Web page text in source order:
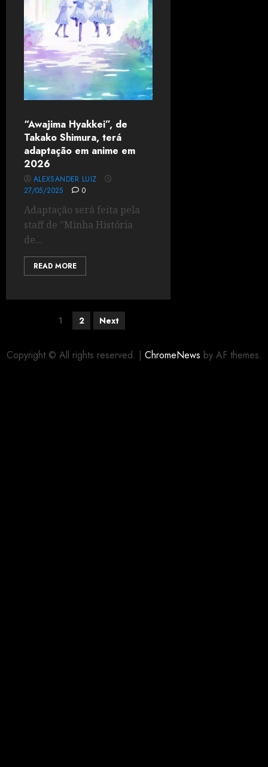
“Awajima Hyakkei”, de
Takako Shimura, terá
adaptação em anime em
2026
ALEXSANDER LUIZ
27/05/2025
0
Adaptação será feita pela
staff de "Minha História
de...
READ MORE
1 2 Next
Copyright © All rights reserved. | ChromeNews by AF themes.